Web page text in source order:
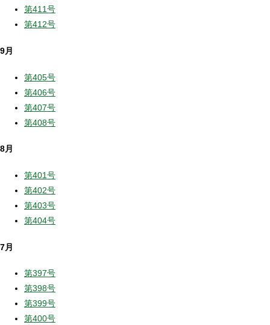
第411号
第412号
9月
第405号
第406号
第407号
第408号
8月
第401号
第402号
第403号
第404号
7月
第397号
第398号
第399号
第400号